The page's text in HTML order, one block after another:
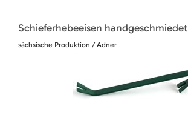
Schieferhebeeisen handgeschmiedet
sächsische Produktion / Adner